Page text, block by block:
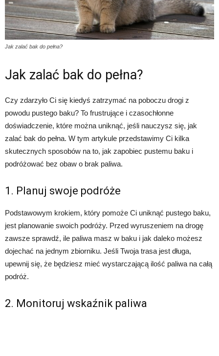
Jak zalać bak do pełna?
Jak zalać bak do pełna?
Czy zdarzyło Ci się kiedyś zatrzymać na poboczu drogi z
powodu pustego baku? To frustrujące i czasochłonne
doświadczenie, które można uniknąć, jeśli nauczysz się, jak
zalać bak do pełna. W tym artykule przedstawimy Ci kilka
skutecznych sposobów na to, jak zapobiec pustemu baku i
podróżować bez obaw o brak paliwa.
1. Planuj swoje podróże
Podstawowym krokiem, który pomoże Ci uniknąć pustego baku,
jest planowanie swoich podróży. Przed wyruszeniem na drogę
zawsze sprawdź, ile paliwa masz w baku i jak daleko możesz
dojechać na jednym zbiorniku. Jeśli Twoja trasa jest długa,
upewnij się, że będziesz mieć wystarczającą ilość paliwa na całą
podróż.
2. Monitoruj wskaźnik paliwa